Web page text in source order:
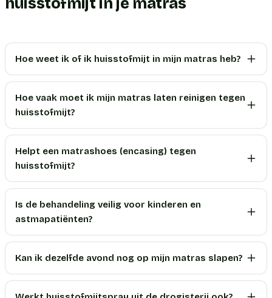
huisstofmijt in je matras
Hoe weet ik of ik huisstofmijt in mijn matras heb?
Hoe vaak moet ik mijn matras laten reinigen tegen
huisstofmijt?
Helpt een matrashoes (encasing) tegen
huisstofmijt?
Is de behandeling veilig voor kinderen en
astmapatiënten?
Kan ik dezelfde avond nog op mijn matras slapen?